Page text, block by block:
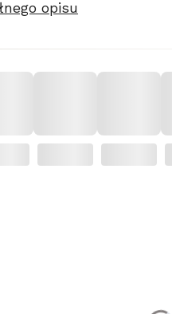
opisu